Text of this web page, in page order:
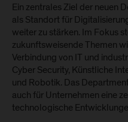
Ein zentrales Ziel der neuen
als Standort für
weiter zu stärken. Im Fokus
zukunftsweisende Themen
Verbindung von IT und
Cyber Security, Künstliche
und Robotik. Das
auch für Unternehmen eine
technologische